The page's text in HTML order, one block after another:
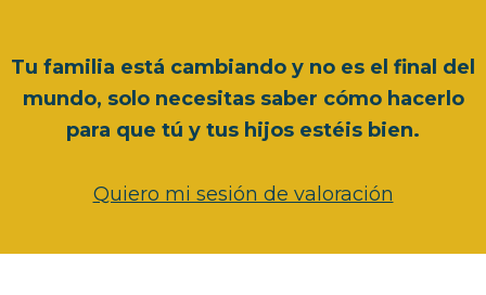
Tu familia está cambiando y no es el final del
mundo, solo necesitas saber cómo hacerlo
para que tú y tus hijos estéis bien.
Quiero mi sesión de valoración